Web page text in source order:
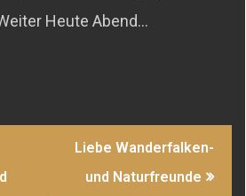
Heute Abend…
Liebe Wanderfalken-
und Naturfreunde